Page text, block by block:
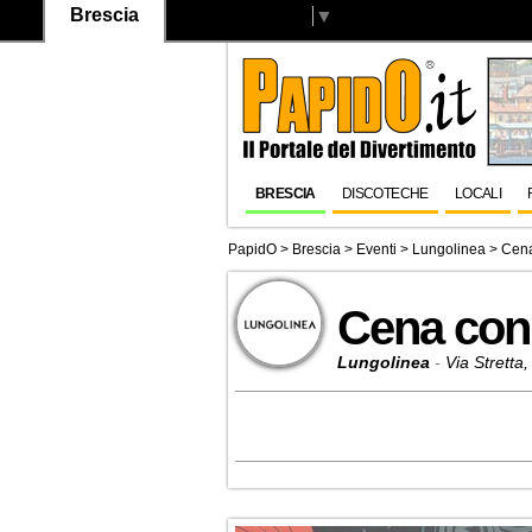
Brescia ▼
BRESCIA DISCOTECHE LOCALI
PapidO > Brescia > Eventi > Lungolinea >
Cena
Lungolinea - Via